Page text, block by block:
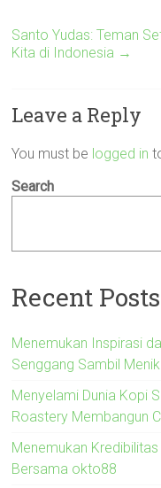
Santo Yudas: Teman
Kita di Indonesia →
Leave a Reply
You must be logged in
Search
Recent Posts
Menemukan Inspirasi
Senggang Sambil
Menyelami Dunia Kopi
Roastery Membangun
Menemukan
Bersama okto88